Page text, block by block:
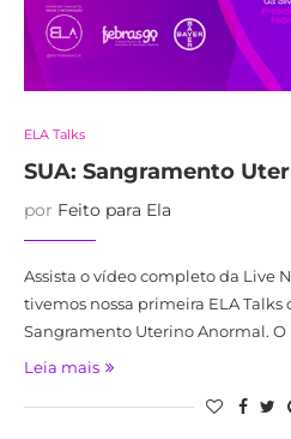
ELA Talks
SUA: Sangramento
por Feito para Ela
Assista o vídeo completo da Live
tivemos nossa primeira ELA Talks
Sangramento Uterino Anormal. O
Leia mais